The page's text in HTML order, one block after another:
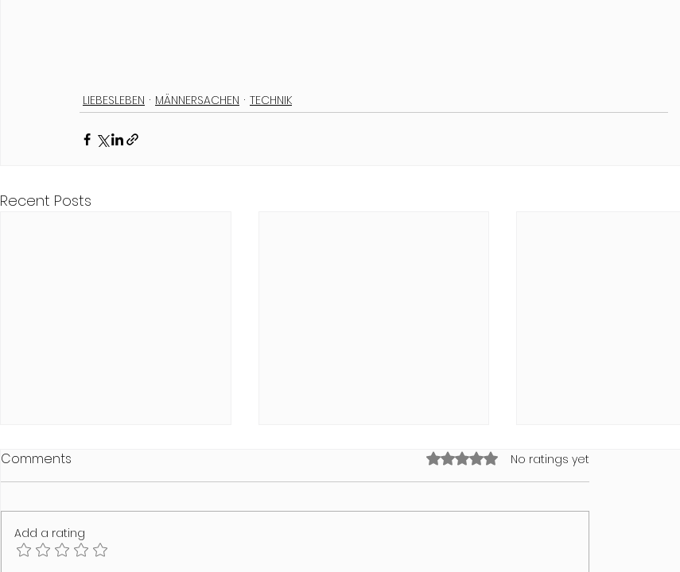
LIEBESLEBEN MÄNNERSACHEN TECHNIK
Recent Posts
Comments Rated 0 out of 5 stars.No ratings yet
Add a rating